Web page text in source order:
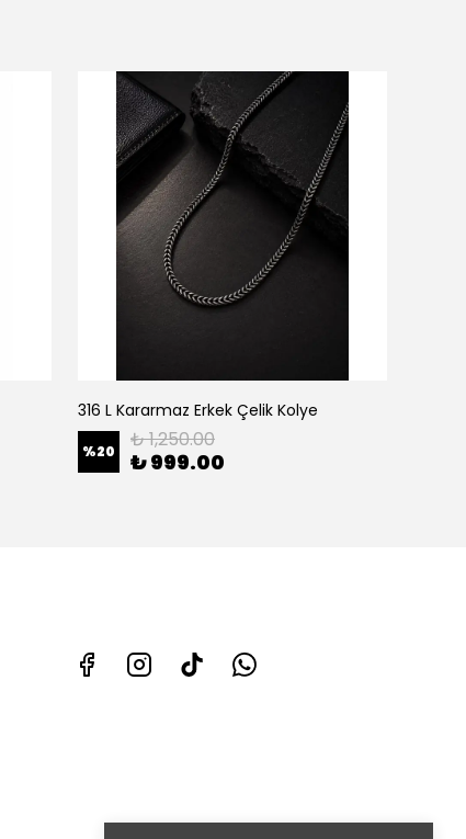
316 L Kararmaz Erkek Çelik Kolye
%20 ₺ 1,250.00
₺ 999.00